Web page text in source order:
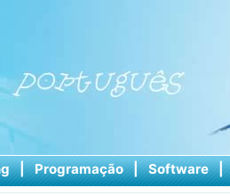
| Programação | Software |